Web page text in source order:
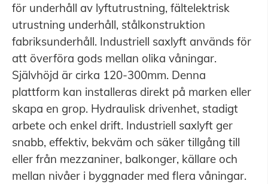
för underhåll av lyftutrustning, fältelektrisk
utrustning underhåll, stålkonstruktion
fabriksunderhåll. Industriell saxlyft används för
att överföra gods mellan olika våningar.
Självhöjd är cirka 120-300mm. Denna
plattform kan installeras direkt på marken eller
skapa en grop. Hydraulisk drivenhet, stadigt
arbete och enkel drift. Industriell saxlyft ger
snabb, effektiv, bekväm och säker tillgång till
eller från mezzaniner, balkonger, källare och
mellan nivåer i byggnader med flera våningar.